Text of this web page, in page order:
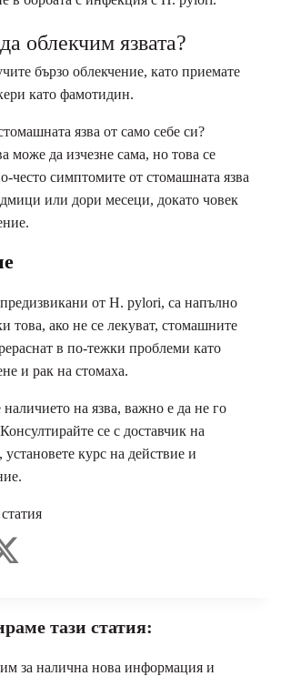
облекчим язвата?
бързо облекчение, като приемате
като фамотидин.
язва от само себе си?
може да изчезне сама, но това се
често симптомите от стомашната язва
или дори месеци, докато човек
от H. pylori, са напълно
това, ако не се лекуват, стомашните
в по-тежки проблеми като
и рак на стомаха.
на язва, важно е да не го
се с доставчик на
установете курс на действие и
тази статия:
за налична нова информация и